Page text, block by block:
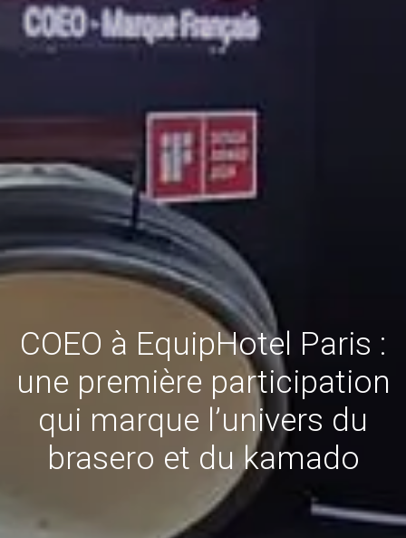
COEO à EquipHotel Paris :
une première participation
qui marque l’univers du
brasero et du kamado